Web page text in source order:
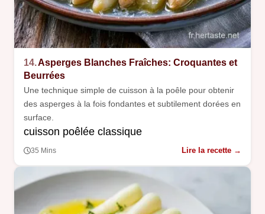
14.Asperges Blanches Fraîches: Croquantes et
Beurrées
Une technique simple de cuisson à la poêle pour obtenir
des asperges à la fois fondantes et subtilement dorées en
surface.
cuisson poêlée classique
35 Mins Lire la recette →